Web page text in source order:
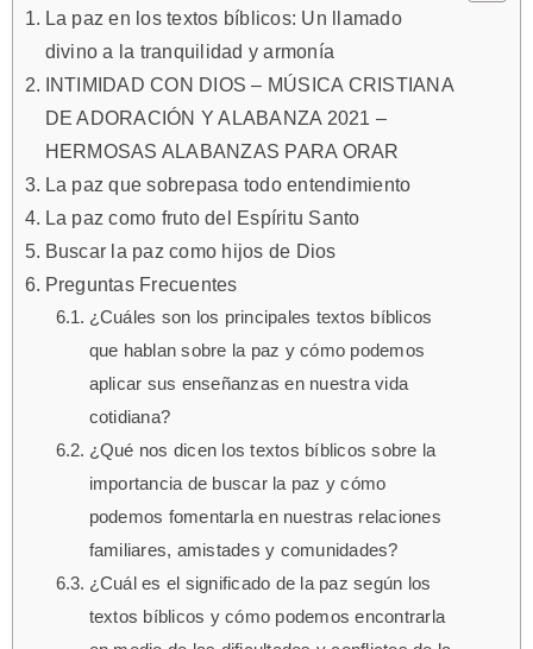
La paz en los textos bíblicos: Un llamado
divino a la tranquilidad y armonía
INTIMIDAD CON DIOS – MÚSICA CRISTIANA
DE ADORACIÓN Y ALABANZA 2021 –
HERMOSAS ALABANZAS PARA ORAR
La paz que sobrepasa todo entendimiento
La paz como fruto del Espíritu Santo
Buscar la paz como hijos de Dios
Preguntas Frecuentes
¿Cuáles son los principales textos bíblicos
que hablan sobre la paz y cómo podemos
aplicar sus enseñanzas en nuestra vida
cotidiana?
¿Qué nos dicen los textos bíblicos sobre la
importancia de buscar la paz y cómo
podemos fomentarla en nuestras relaciones
familiares, amistades y comunidades?
¿Cuál es el significado de la paz según los
textos bíblicos y cómo podemos encontrarla